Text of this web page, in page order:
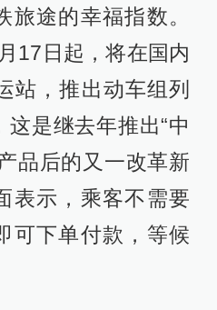
途的幸福指数。
17日起，将在国内
站，推出动车组列
是继去年推出“中
品后的又一改革新
表示，乘客不需要
可下单付款，等候